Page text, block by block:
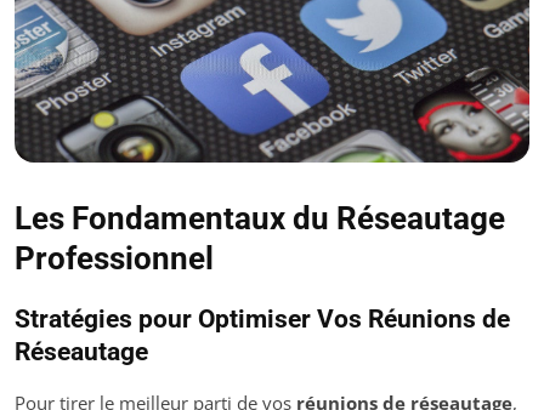
Les Fondamentaux du Réseautage
Professionnel
Stratégies pour Optimiser Vos Réunions de
Réseautage
Pour tirer le meilleur parti de vos réunions de réseautage,